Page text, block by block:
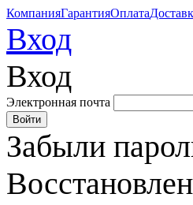
КомпанияГарантияОплата
Вход
Вход
Электронная почта
Забыли